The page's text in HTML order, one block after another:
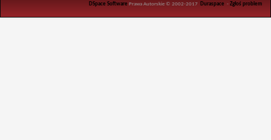
DSpace Software Prawa Autorskie © 2002-2017 Duraspace -Zgłoś problem